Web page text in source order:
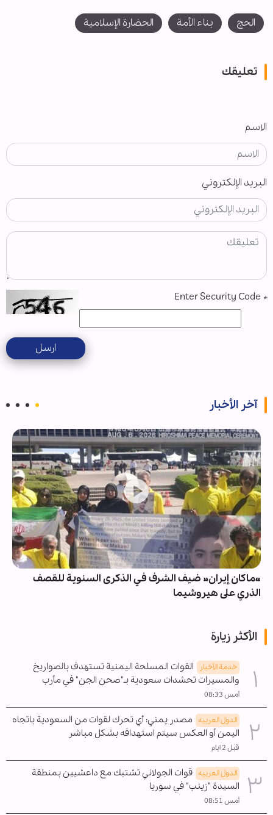
الحج بناء الأمة الحضارة الإسلامية
تعليقك
الاسم
البريد الإلكتروني
*
ارسل
آخر الأخبار
«ماكان إيران» ضيف الشرف في الذكرى السنوية للقصف
الذري على هيروشيما
الأكثر زيارة
خدمة الأخبار
القوات المسلحة اليمنية تستهدف بالصواريخ
والمسيرات تحشدات سعودية بـ"صحن الجن" في مأرب
أمس 08:33
الدول العربیه مصدر يمني: أي تحرك لقوات من السعودية باتجاه
اليمن أو العكس سيتم استهدافه بشكل مباشر
قبل 2 ايام
الدول العربیه قوات الجولاني تشتبك مع داعشيين بمنطقة
السيدة "زينب" في سوريا
أمس 08:51